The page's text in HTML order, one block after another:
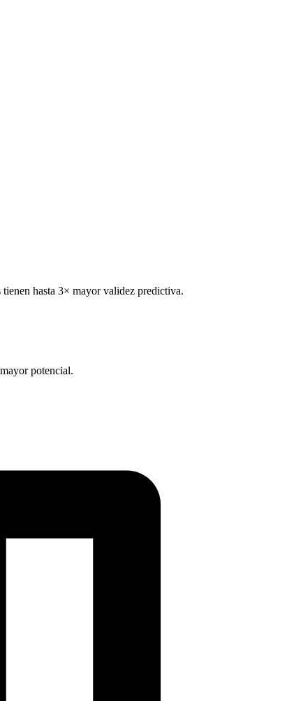
hasta 3× mayor validez predictiva.
potencial.